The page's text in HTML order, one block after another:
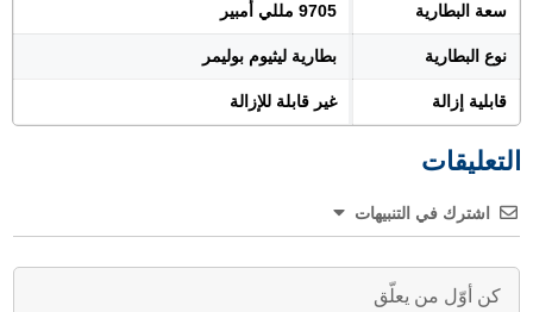
سعة البطارية 9705 مللي أمبير
نوع البطارية بطارية ليثيوم بوليمر
قابلية إزالة غير قابلة للإزالة
التعليقات
اشترك في التنبيهات